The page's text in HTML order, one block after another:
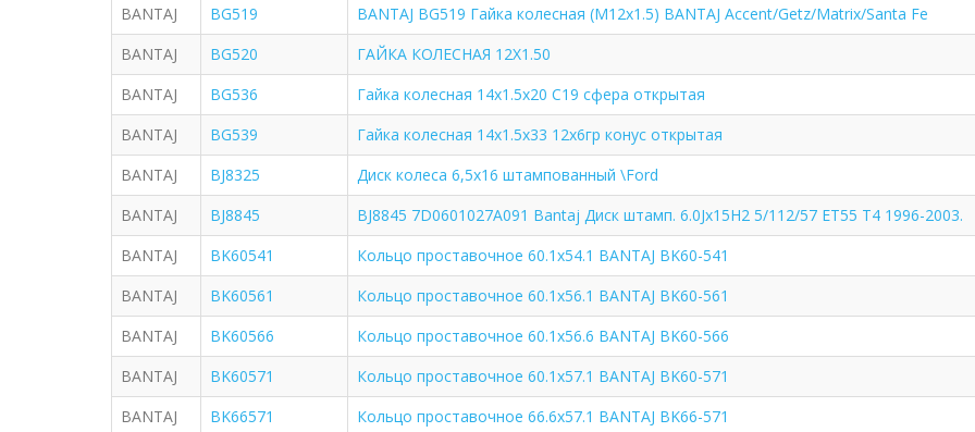
BANTAJ
BG519
BANTAJ BG519 Гайка колесная (М12x1.5) BANTAJ Accent/Getz/Matrix/Santa Fe
BANTAJ
BG520
ГАЙКА КОЛЕСНАЯ 12X1.50
BANTAJ
BG536
Гайка колесная 14x1.5x20 C19 сфера открытая
BANTAJ
BG539
Гайка колесная 14x1.5x33 12x6гр конус открытая
BANTAJ
BJ8325
Диск колеса 6,5x16 штампованный \Ford
BANTAJ
BJ8845
BJ8845 7D0601027A091 Bantaj Диск штамп. 6.0Jx15H2 5/112/57 ET55 T4 1996-2003.
BANTAJ
BK60541
Кольцо проставочное 60.1x54.1 BANTAJ BK60-541
BANTAJ
BK60561
Кольцо проставочное 60.1x56.1 BANTAJ BK60-561
BANTAJ
BK60566
Кольцо проставочное 60.1x56.6 BANTAJ BK60-566
BANTAJ
BK60571
Кольцо проставочное 60.1x57.1 BANTAJ BK60-571
BANTAJ
BK66571
Кольцо проставочное 66.6x57.1 BANTAJ BK66-571